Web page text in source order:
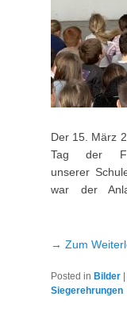
Der 15. März
Tag der
unserer
war der
→ Zum
Posted in Bilder
Siegerehrungen